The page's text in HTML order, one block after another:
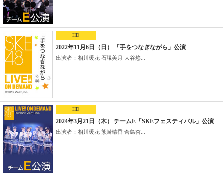
HD
2022年11月6日（日） 「手をつなぎながら」公演
出演者：相川暖花 石塚美月 大谷悠...
HD
2024年3月21日（木） チームE「SKEフェスティバル」公演
出演者：相川暖花 熊崎晴香 倉島杏...